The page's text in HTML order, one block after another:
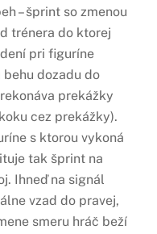
– šprint so zmenou
trénera do ktorej
pri figuríne
dozadu do
prekážky
cez prekážky).
s ktorou vykoná
tak šprint na
Ihneď na signál
vzad do pravej,
smeru hráč beží